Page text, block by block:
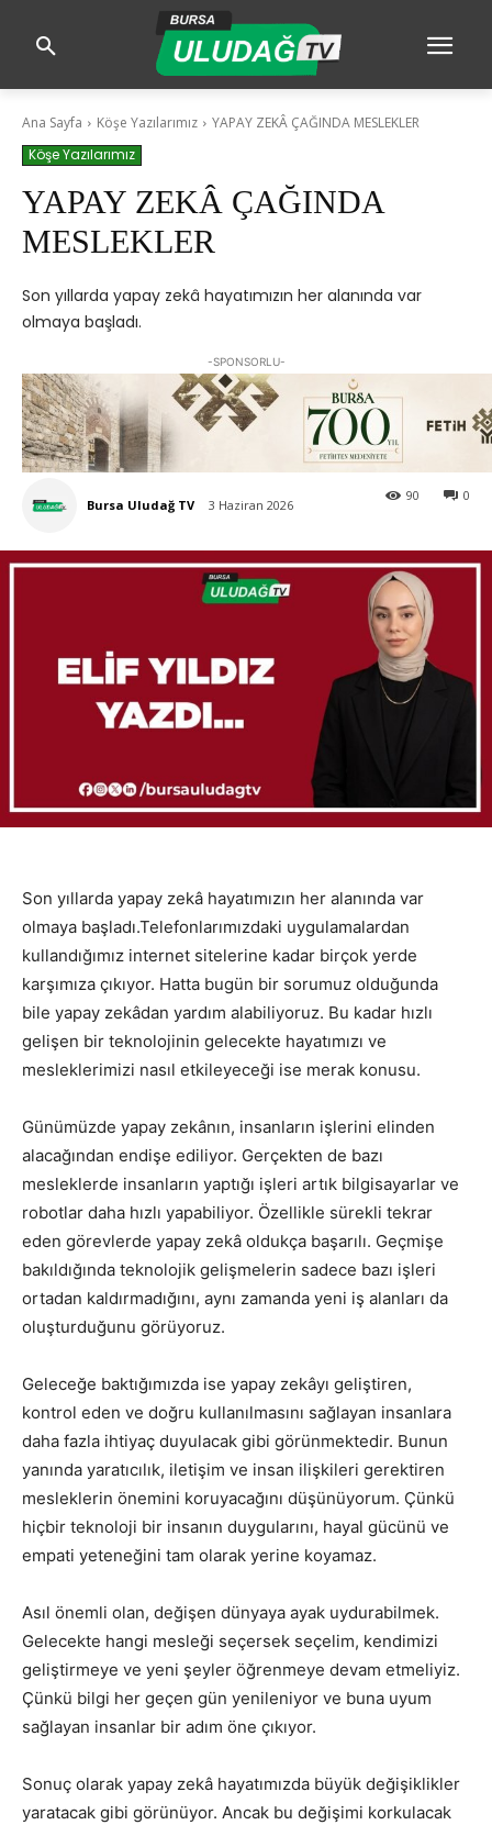
Ana Sayfa Köşe Yazılarımız
YAPAY ZEKÂ ÇAĞINDA MESLEKLER
Köşe Yazılarımız
YAPAY ZEKÂ ÇAĞINDA
MESLEKLER
Son yıllarda yapay zekâ hayatımızın her alanında var
olmaya başladı.
-SPONSORLU-
Bursa Uludağ TV 3 Haziran 2026
0
90
Son yıllarda yapay zekâ hayatımızın her alanında var
olmaya başladı.Telefonlarımızdaki uygulamalardan
kullandığımız internet sitelerine kadar birçok yerde
karşımıza çıkıyor. Hatta bugün bir sorumuz olduğunda
bile yapay zekâdan yardım alabiliyoruz. Bu kadar hızlı
gelişen bir teknolojinin gelecekte hayatımızı ve
mesleklerimizi nasıl etkileyeceği ise merak konusu.
Günümüzde yapay zekânın, insanların işlerini elinden
alacağından endişe ediliyor. Gerçekten de bazı
mesleklerde insanların yaptığı işleri artık bilgisayarlar ve
robotlar daha hızlı yapabiliyor. Özellikle sürekli tekrar
eden görevlerde yapay zekâ oldukça başarılı. Geçmişe
bakıldığında teknolojik gelişmelerin sadece bazı işleri
ortadan kaldırmadığını, aynı zamanda yeni iş alanları da
oluşturduğunu görüyoruz.
Geleceğe baktığımızda ise yapay zekâyı geliştiren,
kontrol eden ve doğru kullanılmasını sağlayan insanlara
daha fazla ihtiyaç duyulacak gibi görünmektedir. Bunun
yanında yaratıcılık, iletişim ve insan ilişkileri gerektiren
mesleklerin önemini koruyacağını düşünüyorum. Çünkü
hiçbir teknoloji bir insanın duygularını, hayal gücünü ve
empati yeteneğini tam olarak yerine koyamaz.
Asıl önemli olan, değişen dünyaya ayak uydurabilmek.
Gelecekte hangi mesleği seçersek seçelim, kendimizi
geliştirmeye ve yeni şeyler öğrenmeye devam etmeliyiz.
Çünkü bilgi her geçen gün yenileniyor ve buna uyum
sağlayan insanlar bir adım öne çıkıyor.
Sonuç olarak yapay zekâ hayatımızda büyük değişiklikler
yaratacak gibi görünüyor. Ancak bu değişimi korkulacak